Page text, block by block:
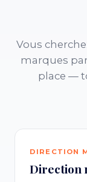
Vous
marques
place —
DIRECTION
Direction